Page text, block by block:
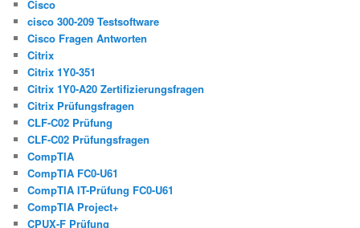
Cisco
cisco 300-209 Testsoftware
Cisco Fragen Antworten
Citrix
Citrix 1Y0-351
Citrix 1Y0-A20 Zertifizierungsfragen
Citrix Prüfungsfragen
CLF-C02 Prüfung
CLF-C02 Prüfungsfragen
CompTIA
CompTIA FC0-U61
CompTIA IT-Prüfung FC0-U61
CompTIA Project+
CPUX-F Prüfung